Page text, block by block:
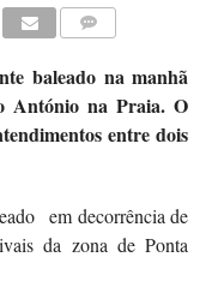
baleado na manhã
António na Praia. O
entre dois
em decorrência de
da zona de Ponta